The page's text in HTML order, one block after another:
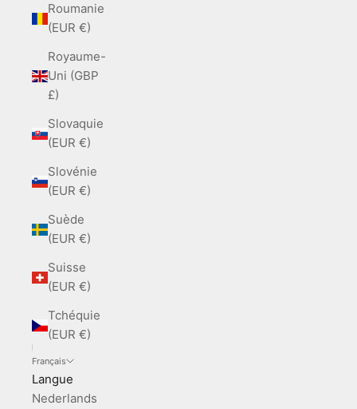
Roumanie
(EUR €)
Royaume-
Uni (GBP
£)
Slovaquie
(EUR €)
Slovénie
(EUR €)
Suède
(EUR €)
Suisse
(EUR €)
Tchéquie
(EUR €)
Français
Langue
Nederlands